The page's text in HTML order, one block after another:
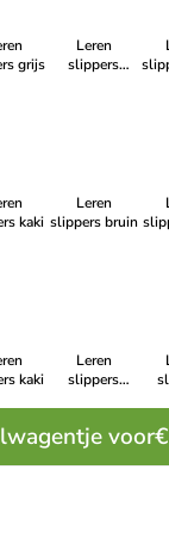
grijs
Leren
slippers
kaki
Leren
slippers bruin
kaki
Leren
slippers
voor